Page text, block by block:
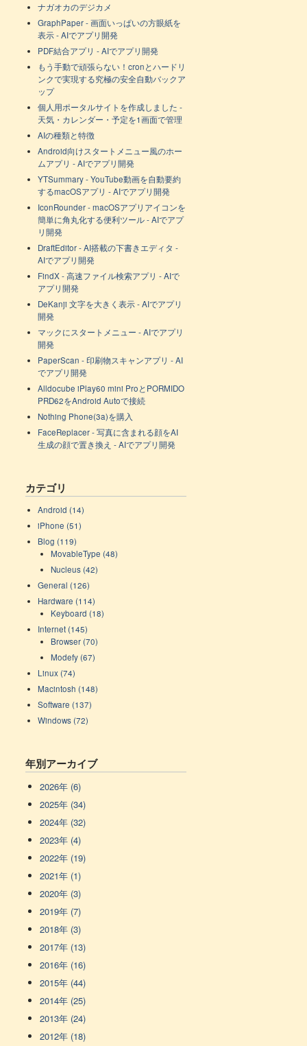
ナガオカのデジカメ
GraphPaper - 画面いっぱいの方眼紙を
表示 - AIでアプリ開発
PDF結合アプリ - AIでアプリ開発
もう手動で頑張らない！cronとハードリ
ンクで実現する究極の安全自動バックア
ップ
個人用ポータルサイトを作成しました -
天気・カレンダー・予定を1画面で管理
AIの種類と特徴
Android向けスタートメニュー風のホー
ムアプリ - AIでアプリ開発
YTSummary - YouTube動画を自動要約
するmacOSアプリ - AIでアプリ開発
IconRounder - macOSアプリアイコンを
簡単に角丸化する便利ツール - AIでアプ
リ開発
DraftEditor - AI搭載の下書きエディタ -
AIでアプリ開発
FindX - 高速ファイル検索アプリ - AIで
アプリ開発
DeKanji 文字を大きく表示 - AIでアプリ
開発
マックにスタートメニュー - AIでアプリ
開発
PaperScan - 印刷物スキャンアプリ - AI
でアプリ開発
Alldocube iPlay60 mini ProとPORMIDO
PRD62をAndroid Autoで接続
Nothing Phone(3a)を購入
FaceReplacer - 写真に含まれる顔をAI
生成の顔で置き換え - AIでアプリ開発
カテゴリ
Android (14)
iPhone (51)
Blog (119)
MovableType (48)
Nucleus (42)
General (126)
Hardware (114)
Keyboard (18)
Internet (145)
Browser (70)
Modefy (67)
Linux (74)
Macintosh (148)
Software (137)
Windows (72)
年別アーカイブ
2026年 (6)
2025年 (34)
2024年 (32)
2023年 (4)
2022年 (19)
2021年 (1)
2020年 (3)
2019年 (7)
2018年 (3)
2017年 (13)
2016年 (16)
2015年 (44)
2014年 (25)
2013年 (24)
2012年 (18)